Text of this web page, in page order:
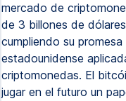
mercado de
de 3 billones de
cumpliendo su
estadounidense
criptomonedas. El
jugar en el futuro un